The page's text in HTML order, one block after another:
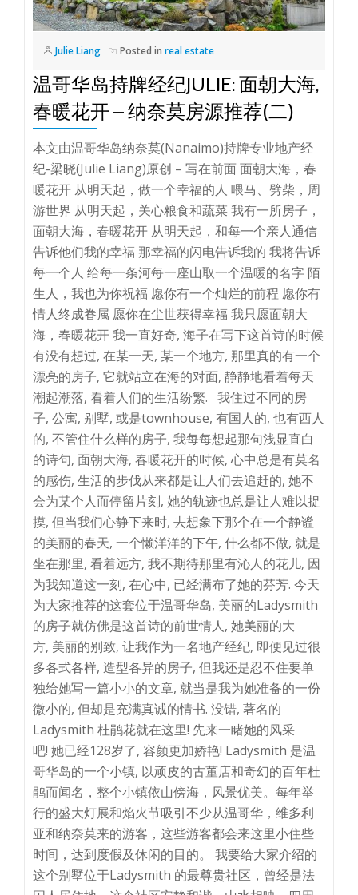
Julie Liang Posted in real estate
温哥华岛持牌经纪JULIE: 面朝大海,
春暖花开 – 纳奈莫房源推荐(二)
本文由温哥华岛纳奈莫(Nanaimo)持牌专业地产经
纪-梁晓(Julie Liang)原创 – 写在前面 面朝大海，春
暖花开 从明天起，做一个幸福的人 喂马、劈柴，周
游世界 从明天起，关心粮食和蔬菜 我有一所房子，
面朝大海，春暖花开 从明天起，和每一个亲人通信
告诉他们我的幸福 那幸福的闪电告诉我的 我将告诉
每一个人 给每一条河每一座山取一个温暖的名字 陌
生人，我也为你祝福 愿你有一个灿烂的前程 愿你有
情人终成眷属 愿你在尘世获得幸福 我只愿面朝大
海，春暖花开 我一直好奇, 海子在写下这首诗的时候
有没有想过, 在某一天, 某一个地方, 那里真的有一个
漂亮的房子, 它就站立在海的对面, 静静地看着每天
潮起潮落, 看着人们的生活纷繁. 我住过不同的房
子, 公寓, 别墅, 或是townhouse, 有国人的, 也有西人
的, 不管住什么样的房子, 我每每想起那句浅显直白
的诗句, 面朝大海, 春暖花开的时候, 心中总是有莫名
的感伤, 生活的步伐从来都是让人们去追赶的, 她不
会为某个人而停留片刻, 她的轨迹也总是让人难以捉
摸, 但当我们心静下来时, 去想象下那个在一个静谧
的美丽的春天, 一个懒洋洋的下午, 什么都不做, 就是
坐在那里, 看着远方, 我不期待那里有沁人的花儿, 因
为我知道这一刻, 在心中, 已经满布了她的芬芳. 今天
为大家推荐的这套位于温哥华岛, 美丽的Ladysmith
的房子就仿佛是这首诗的前世情人, 她美丽的大
方, 美丽的别致, 让我作为一名地产经纪, 即便见过很
多各式各样, 造型各异的房子, 但我还是忍不住要单
独给她写一篇小小的文章, 就当是我为她准备的一份
微小的, 但却是充满真诚的情书. 没错, 著名的
Ladysmith 杜鹃花就在这里! 先来一睹她的风采
吧! 她已经128岁了, 容颜更加娇艳! Ladysmith 是温
哥华岛的一个小镇, 以顽皮的古董店和奇幻的百年杜
鹃而闻名，整个小镇依山傍海，风景优美。每年举
行的盛大灯展和焰火节吸引不少从温哥华，维多利
亚和纳奈莫来的游客，这些游客都会来这里小住些
时间，达到度假及休闲的目的。 我要给大家介绍的
这个别墅位于Ladysmith 的最尊贵社区，曾经是法